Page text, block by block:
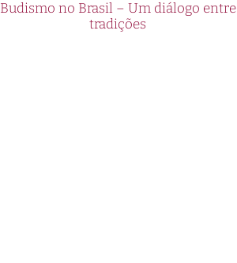
Budismo no Brasil – Um diálogo entre
tradições